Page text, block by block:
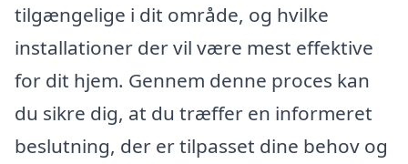
tilgængelige i dit område, og hvilke
installationer der vil være mest effektive
for dit hjem. Gennem denne proces kan
du sikre dig, at du træffer en informeret
beslutning, der er tilpasset dine behov og